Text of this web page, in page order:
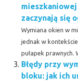
zaczynają się
Wymiana okien w
jednak w
pułapek prawnych.
Błędy przy
bloku: jak ich